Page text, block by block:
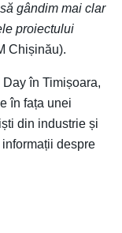
gândim mai clar
proiectului
Chișinău).
în Timișoara,
în fața unei
din industrie și
despre